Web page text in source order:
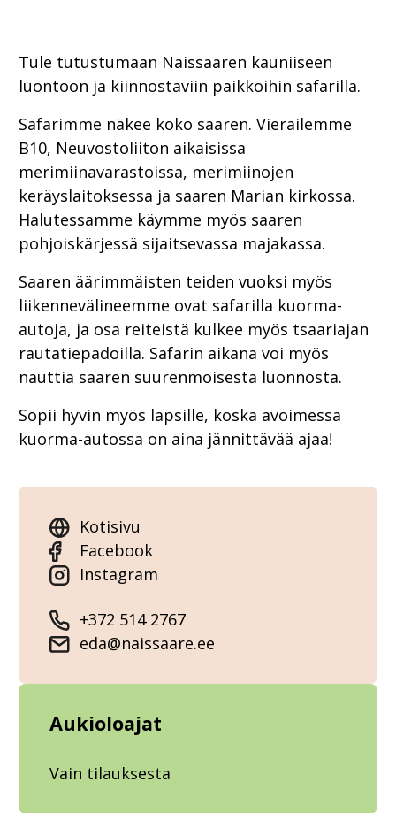
Tule tutustumaan Naissaaren kauniiseen
luontoon ja kiinnostaviin paikkoihin safarilla.
Safarimme näkee koko saaren. Vierailemme
B10, Neuvostoliiton aikaisissa
merimiinavarastoissa, merimiinojen
keräyslaitoksessa ja saaren Marian kirkossa.
Halutessamme käymme myös saaren
pohjoiskärjessä sijaitsevassa majakassa.
Saaren äärimmäisten teiden vuoksi myös
liikennevälineemme ovat safarilla kuorma-
autoja, ja osa reiteistä kulkee myös tsaariajan
rautatiepadoilla. Safarin aikana voi myös
nauttia saaren suurenmoisesta luonnosta.
Sopii hyvin myös lapsille, koska avoimessa
kuorma-autossa on aina jännittävää ajaa!
Kotisivu
Facebook
Instagram
+372 514 2767
eda@naissaare.ee
Aukioloajat
Vain tilauksesta